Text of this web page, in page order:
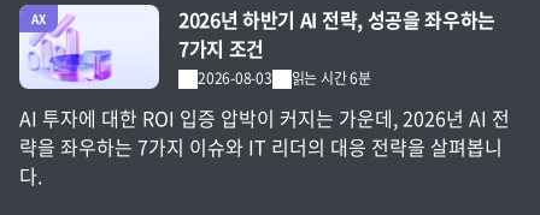
전체 글 보기
AX
2026-08-03 읽는 시간 6분
2026년 하반기 AI 전략, 성공을 좌우하는
7가지 조건
AI 투자에 대한 ROI 입증 압박이 커지는 가운데, 2026년 AI 전
략을 좌우하는 7가지 이슈와 IT 리더의 대응 전략을 살펴봅니
다.